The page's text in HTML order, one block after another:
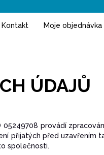
Kontakt Moje objednávka
ÚDAJŮ
05249708 provádí
přijatých před uzavřením
společnosti.